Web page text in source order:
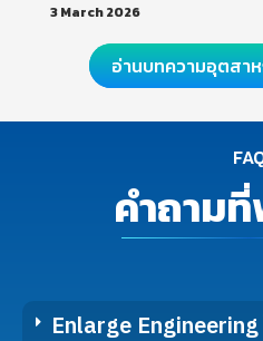
3 March 2026
อ่านบทความอุตสา
คำถาม
Enlarge Engineering